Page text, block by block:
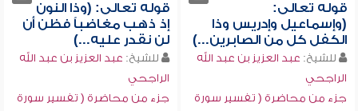
قوله تعالى:
(وإسماعيل وإدريس وذا
الكفل كل من الصابرين...)
للشيخ: عبد العزيز بن عبد الله
الراجحي
جزء من محاضرة ( تفسير سورة
قوله تعالى: (وذا النون
إذ ذهب مغاضباً فظن أن
لن نقدر عليه...)
للشيخ: عبد العزيز بن عبد الله
الراجحي
جزء من محاضرة ( تفسير سورة